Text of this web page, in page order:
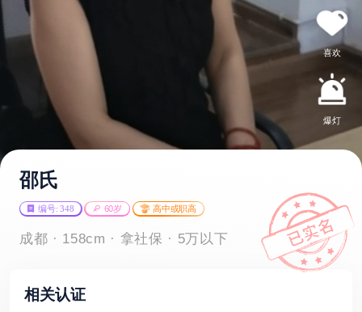
喜欢
爆灯
邵氏
编号: 348 60岁 高中或职高
成都 · 158cm · 拿社保 · 5万以下
相关认证